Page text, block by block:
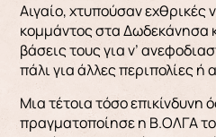
Αιγαίο, χτυπούσαν
κομμάντος στα Δωδεκάνησα
βάσεις τους για ν’
πάλι για άλλες περιπολίες ή
Μια τέτοια τόσο επικίνδυνη
πραγματοποίησε η Β.ΟΛΓΑ